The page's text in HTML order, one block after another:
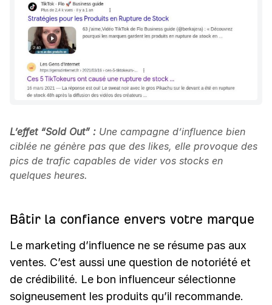
L’effet “Sold Out” : Une campagne d’influence bien
ciblée ne génère pas que des likes, elle provoque des
pics de trafic capables de vider vos stocks en
quelques heures.
Bâtir la confiance envers votre marque
Le marketing d’influence ne se résume pas aux
ventes. C’est aussi une question de notoriété et
de crédibilité. Le bon influenceur sélectionne
soigneusement les produits qu’il recommande.